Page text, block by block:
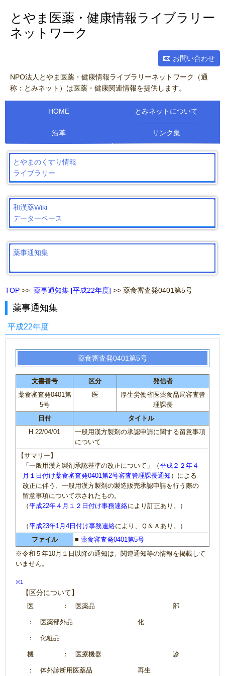
とやま医薬・健康情報ライブラリー
ネットワーク
お問い合わせ
NPO法人とやま医薬・健康情報ライブラリーネットワーク（通
称：とみネット）は医薬・健康関連情報を提供します。
HOME とみネットについて
沿革 リンク集
とやまのくすり情報
ライブラリー
和漢薬Wiki
データーベース
薬事通知集
TOP >> 薬事通知集 [平成22年度] >> 薬食審査発0401第5号
薬事通知集
平成22年度
薬食審査発0401第5号
文書番号 区分
発信者
薬食審査発0401第
5号
医
厚生労働省医薬食品局審査管
理課長
日付
タイトル
H 22/04/01
一般用漢方製剤の承認申請に関する留意事項
について
【サマリー】
「一般用漢方製剤承認基準の改正について」（平成２２年４
月１日付け薬食審査発0401第2号審査管理課長通知 ）による
改正に伴う、一般用漢方製剤の製造販売承認申請を行う際の
留意事項について示されたもの。
（平成22年４月１２日付け事務連絡により訂正あり。）
（平成23年1月4日付け事務連絡により、Ｑ＆Ａあり。）
ファイル
■ 薬食審査発0401第5号
※令和５年10月１日以降の通知は、関連通知等の情報を掲載して
いません。
※1
【区分について】
医 ： 医薬品 部
： 医薬部外品 化
： 化粧品
機 ： 医療機器 診
： 体外診断用医薬品 再生